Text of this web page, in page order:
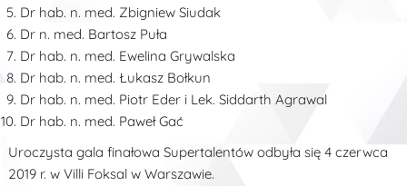
Dr hab. n. med. Zbigniew Siudak
Dr n. med. Bartosz Puła
Dr hab. n. med. Ewelina Grywalska
Dr hab. n. med. Łukasz Bołkun
Dr hab. n. med. Piotr Eder i Lek. Siddarth Agrawal
Dr hab. n. med. Paweł Gać
Uroczysta gala finałowa Supertalentów odbyła się 4 czerwca
2019 r. w Villi Foksal w Warszawie.